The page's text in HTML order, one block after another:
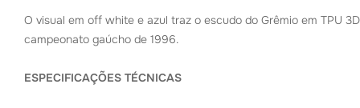
O visual em off white e azul traz o escudo do Grêmio em TPU
campeonato gaúcho de 1996.
ESPECIFICAÇÕES TÉCNICAS